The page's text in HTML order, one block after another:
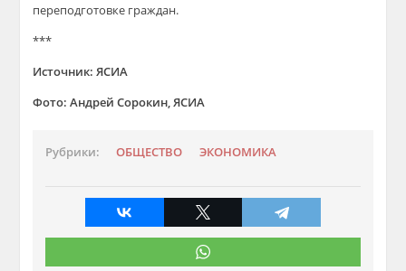
переподготовке граждан.
***
Источник: ЯСИА
Фото: Андрей Сорокин, ЯСИА
Рубрики: ОБЩЕСТВО ЭКОНОМИКА